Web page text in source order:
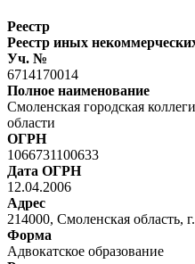
Реестр
Реестр иных
Уч. №
6714170014
Полное наименование
Смоленская городская
области
ОГРН
1066731100633
Дата ОГРН
12.04.2006
Адрес
214000, Смоленская область,
Форма
Адвокатское образование